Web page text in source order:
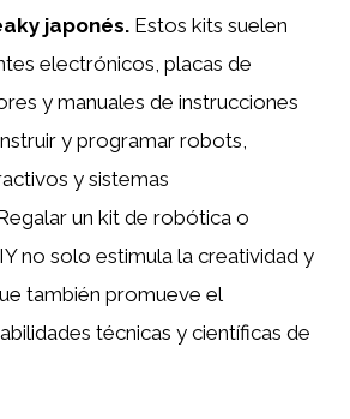
japonés. Estos kits suelen
electrónicos, placas de
y manuales de instrucciones
y programar robots,
y sistemas
un kit de robótica o
no solo estimula la creatividad y
también promueve el
técnicas y científicas de